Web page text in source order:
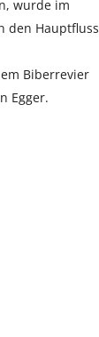
wurde im
den Hauptfluss
Biberrevier
Egger.